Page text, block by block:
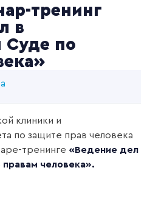
тренинг
в
Суде по
клиники и
по защите прав человека
тренинге «Ведение дел
человека».